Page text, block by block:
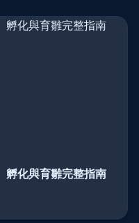
孵化與育雛完整指南